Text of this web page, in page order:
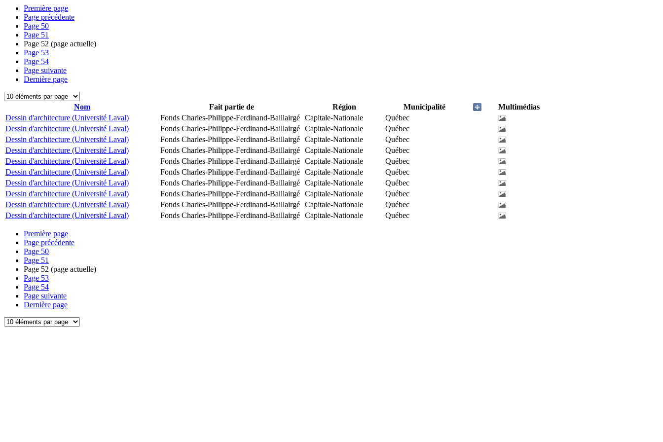
Première page
Page précédente
Page 50
Page 51
Page 52 (page actuelle)
Page 53
Page 54
Page suivante
Dernière page
Nom Fait partie de Région Municipalité
Multimédias
Dessin d'architecture (Université Laval)
Fonds Charles-Philippe-Ferdinand-Baillairgé Capitale-Nationale
Québec
Dessin d'architecture (Université Laval)
Fonds Charles-Philippe-Ferdinand-Baillairgé Capitale-Nationale
Québec
Dessin d'architecture (Université Laval)
Fonds Charles-Philippe-Ferdinand-Baillairgé Capitale-Nationale
Québec
Dessin d'architecture (Université Laval)
Fonds Charles-Philippe-Ferdinand-Baillairgé Capitale-Nationale
Québec
Dessin d'architecture (Université Laval)
Fonds Charles-Philippe-Ferdinand-Baillairgé Capitale-Nationale
Québec
Dessin d'architecture (Université Laval)
Fonds Charles-Philippe-Ferdinand-Baillairgé Capitale-Nationale
Québec
Dessin d'architecture (Université Laval)
Fonds Charles-Philippe-Ferdinand-Baillairgé Capitale-Nationale
Québec
Dessin d'architecture (Université Laval)
Fonds Charles-Philippe-Ferdinand-Baillairgé Capitale-Nationale
Québec
Dessin d'architecture (Université Laval)
Fonds Charles-Philippe-Ferdinand-Baillairgé Capitale-Nationale
Québec
Dessin d'architecture (Université Laval)
Fonds Charles-Philippe-Ferdinand-Baillairgé Capitale-Nationale Québec
Première page
Page précédente
Page 50
Page 51
Page 52 (page actuelle)
Page 53
Page 54
Page suivante
Dernière page